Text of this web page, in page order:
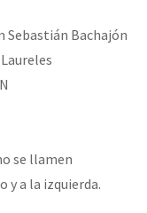
Sebastián Bachajón
se llamen
y a la izquierda.